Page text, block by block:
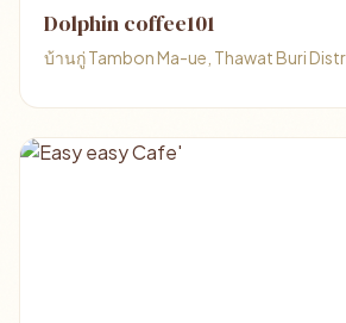
Dolphin coffee101
บ้านกู่ Tambon Ma-ue, Thawat Buri